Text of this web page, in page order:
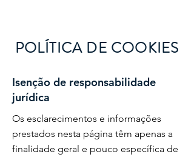
POLÍTICA DE COOKIES
Isenção de responsabilidade
jurídica
Os esclarecimentos e informações
prestados nesta página têm apenas a
finalidade geral e pouco específica de